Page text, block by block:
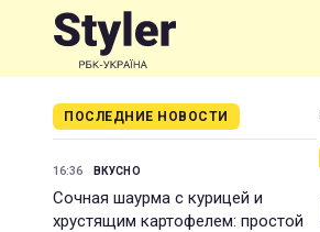
ПОСЛЕДНИЕ НОВОСТИ
16:36 ВКУСНО
Сочная шаурма с курицей и
хрустящим картофелем: простой